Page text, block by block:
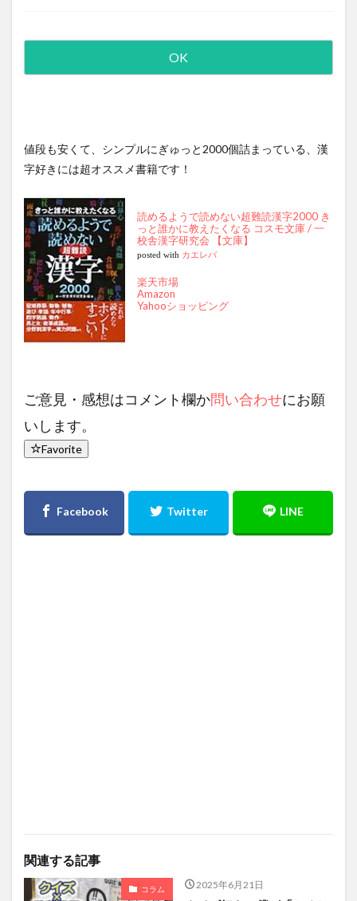
値段も安くて、シンプルにぎゅっと2000個詰まっている、漢
字好きには超オススメ書籍です！
読めるようで読めない超難読漢字2000 き
っと誰かに教えたくなる コスモ文庫 / 一
校舎漢字研究会 【文庫】
posted with カエレバ
楽天市場
Amazon
Yahooショッピング
ご意見・感想はコメント欄か問い合わせにお願
いします。
Favorite
関連する記事
コラム 2025年6月21日